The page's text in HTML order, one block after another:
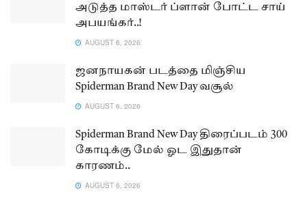
அடுத்த மாஸ்டர் ப்ளான் போட்ட சாய்
அபயங்கர்..!
AUGUST 6, 2026
ஜனநாயகன் படத்தை மிஞ்சிய
Spiderman Brand New Day வசூல்
AUGUST 6, 2026
Spiderman Brand New Day திரைப்படம் 300
கோடிக்கு மேல் ஓட இதுதான்
காரணம்..
AUGUST 6, 2026